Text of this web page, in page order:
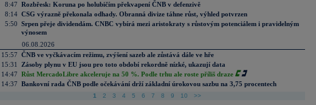
8:47 Rozbřesk: Koruna po holubičím překvapení ČNB v defenzivě
8:14 CSG výrazně překonala odhady. Obranná divize táhne růst, výhled potvrzen
5:50 Srpen přeje dividendám. CNBC vybírá mezi aristokraty s růstovým potenciálem i pravidelným
výnosem
06.08.2026
15:57 ČNB ve vyčkávacím režimu, zvýšení sazeb ale zůstává dále ve hře
15:31
Zásoby plynu v EU jsou pro toto období rekordně nízké, ukazují data
14:47 Růst MercadoLibre akceleruje na 50 %. Podle trhu ale roste příliš draze
14:37 Bankovní rada ČNB podle očekávání drží základní úrokovou sazbu na 3,75 procentech
1 2 3 4 5 6 7 8 9 10 >>